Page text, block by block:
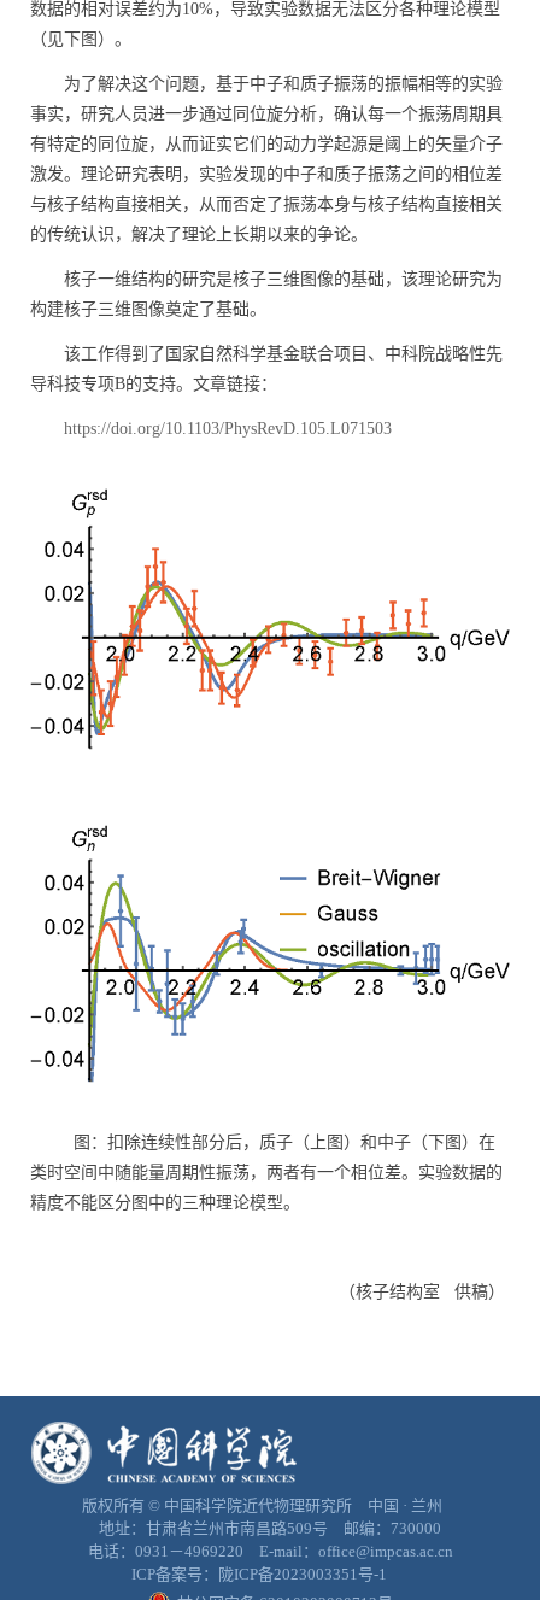
数据的相对误差约为10%，导致实验数据无法区分各种理论模型
（见下图）。
为了解决这个问题，基于中子和质子振荡的振幅相等的实验
事实，研究人员进一步通过同位旋分析，确认每一个振荡周期具
有特定的同位旋，从而证实它们的动力学起源是阈上的矢量介子
激发。理论研究表明，实验发现的中子和质子振荡之间的相位差
与核子结构直接相关，从而否定了振荡本身与核子结构直接相关
的传统认识，解决了理论上长期以来的争论。
核子一维结构的研究是核子三维图像的基础，该理论研究为
构建核子三维图像奠定了基础。
该工作得到了国家自然科学基金联合项目、中科院战略性先
导科技专项B的支持。文章链接：
https://doi.org/10.1103/PhysRevD.105.L071503
图：扣除连续性部分后，质子（上图）和中子（下图）在
类时空间中随能量周期性振荡，两者有一个相位差。实验数据的
精度不能区分图中的三种理论模型。
（核子结构室 供稿）
版权所有 © 中国科学院近代物理研究所 中国 · 兰州
地址：甘肃省兰州市南昌路509号 邮编：730000
电话：0931－4969220 E-mail：office@impcas.ac.cn
ICP备案号：
陇ICP备2023003351号-1